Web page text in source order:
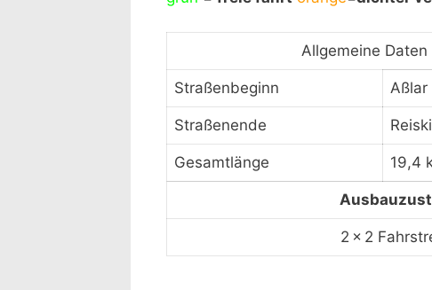
Allgemeine
Straßenbeginn Aßlar
Straßenende
Gesamtlänge 19,4
2 × 2